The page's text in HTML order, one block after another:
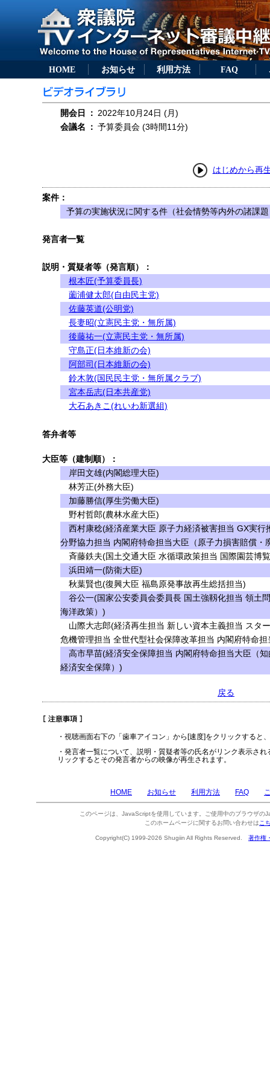
HOME お知らせ 利用方法 FAQ
開会日 ： 2022年10月24日 (月)
会議名
： 予算委員会 (3時間11分)
はじめから再
案件：
予算の実施状況に関する件（社会情勢等内外の諸課
発言者一覧
説明・質疑者等（発言順）：
根本匠(予算委員長)
薗浦健太郎(自由民主党)
佐藤英道(公明党)
長妻昭(立憲民主党・無所属)
後藤祐一(立憲民主党・無所属)
守島正(日本維新の会)
阿部司(日本維新の会)
鈴木敦(国民民主党・無所属クラブ)
宮本岳志(日本共産党)
大石あきこ(れいわ新選組)
答弁者等
大臣等（建制順）：
岸田文雄(内閣総理大臣)
林芳正(外務大臣)
加藤勝信(厚生労働大臣)
野村哲郎(農林水産大臣)
西村康稔(経済産業大臣 原子力経済被害担当 GX実行
分野協力担当 内閣府特命担当大臣（原子力損害賠償・
斉藤鉄夫(国土交通大臣 水循環政策担当 国際園芸博
浜田靖一(防衛大臣)
秋葉賢也(復興大臣 福島原発事故再生総括担当)
谷公一(国家公安委員会委員長 国土強靱化担当 領土
海洋政策）)
山際大志郎(経済再生担当 新しい資本主義担当 スタ
危機管理担当 全世代型社会保障改革担当 内閣府特命
高市早苗(経済安全保障担当 内閣府特命担当大臣（
経済安全保障）)
戻る
・視聴画面右下の「歯車アイコン」から[速度]をクリックすると
・発言者一覧について、説明・質疑者等の氏名がリンク表示さ
リックするとその発言者からの映像が再生されます。
HOME お知らせ 利用方法 FAQ
このページは、JavaScriptを使用しています。ご使用中のブラウザの
このホームページに関するお問い合わせは こ
Copyright(C) 1999-2026 Shugiin All Rights Reserved. 著作権